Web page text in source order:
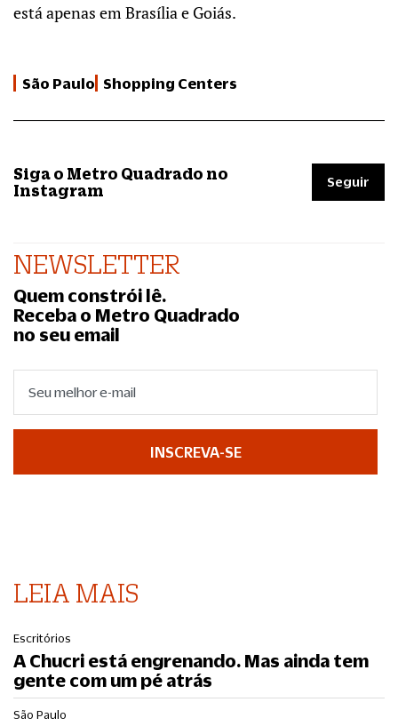
está apenas em Brasília e Goiás.
São Paulo Shopping Centers
Siga o Metro Quadrado no
Instagram
Seguir
NEWSLETTER
Quem constrói lê.
Receba o Metro Quadrado
no seu email
INSCREVA-SE
LEIA MAIS
Escritórios
A Chucri está engrenando. Mas ainda tem
gente com um pé atrás
São Paulo